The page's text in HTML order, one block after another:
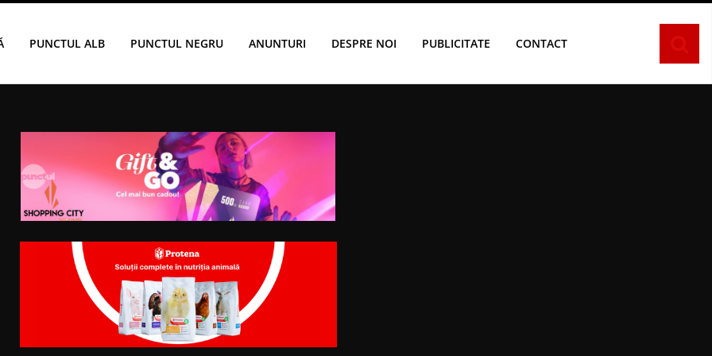
PUNCTUL ALB PUNCTUL NEGRU ANUNTURI DESPRE NOI PUBLICITATE CONTACT